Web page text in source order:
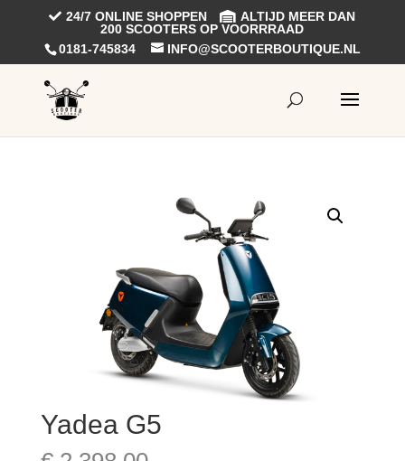
24/7 ONLINE SHOPPEN
ALTIJD MEER DAN
200 SCOOTERS OP VOORRRAAD
0181-745834
INFO@SCOOTERBOUTIQUE.NL
Yadea G5